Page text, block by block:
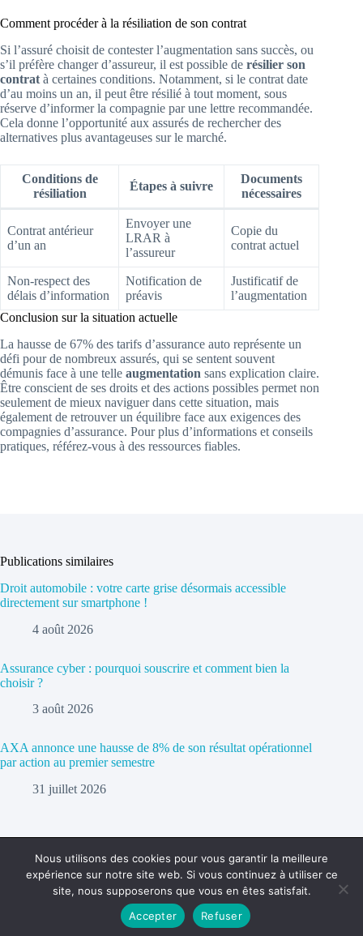
Comment procéder à la résiliation de son contrat
Si l’assuré choisit de contester l’augmentation sans succès, ou
s’il préfère changer d’assureur, il est possible de résilier son
contrat à certaines conditions. Notamment, si le contrat date
d’au moins un an, il peut être résilié à tout moment, sous
réserve d’informer la compagnie par une lettre recommandée.
Cela donne l’opportunité aux assurés de rechercher des
alternatives plus avantageuses sur le marché.
Conditions de
résiliation
Étapes à suivre
Documents
nécessaires
Contrat antérieur
d’un an
Envoyer une
LRAR à
l’assureur
Copie du
contrat actuel
Non-respect des
délais d’information
Notification de
préavis
Justificatif de
l’augmentation
Conclusion sur la situation actuelle
La hausse de 67% des tarifs d’assurance auto représente un
défi pour de nombreux assurés, qui se sentent souvent
démunis face à une telle augmentation sans explication claire.
Être conscient de ses droits et des actions possibles permet non
seulement de mieux naviguer dans cette situation, mais
également de retrouver un équilibre face aux exigences des
compagnies d’assurance. Pour plus d’informations et conseils
pratiques, référez-vous à des ressources fiables.
Publications similaires
Droit automobile : votre carte grise désormais accessible
directement sur smartphone !
4 août 2026
Assurance cyber : pourquoi souscrire et comment bien la
choisir ?
3 août 2026
AXA annonce une hausse de 8% de son résultat opérationnel
par action au premier semestre
31 juillet 2026
Politique de confidentialité Contact
Copyright © 2026 - cc-ba.com
Nous utilisons des cookies pour vous garantir la meilleure
expérience sur notre site web. Si vous continuez à utiliser ce
site, nous supposerons que vous en êtes satisfait.
Accepter
Refuser